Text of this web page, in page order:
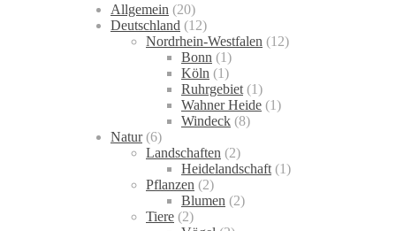
Allgemein (20)
Deutschland (12)
Nordrhein-Westfalen (12)
Bonn (1)
Köln (1)
Ruhrgebiet (1)
Wahner Heide (1)
Windeck (8)
Natur(6)
Landschaften (2)
Heidelandschaft (1)
Pflanzen (2)
Blumen (2)
Tiere (2)